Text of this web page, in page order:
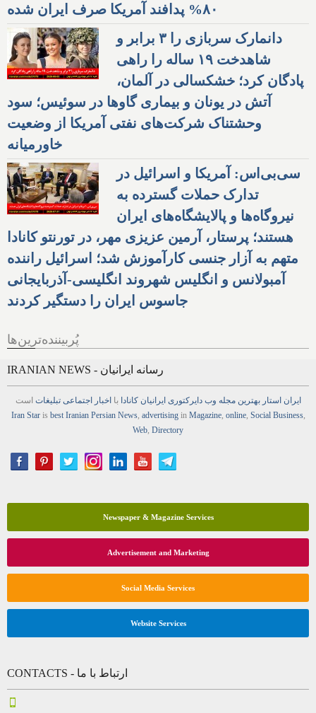
۸۰% پدافند آمریکا صرف ایران شده
دانمارک سربازی را ۳ برابر و
شاهدخت ۱۹ ساله را راهی
پادگان کرد؛ خشکسالی در آلمان،
آتش در یونان و بیماری گاوها در سوئیس؛ سود
وحشتناک شرکت‌های نفتی آمریکا از وضعیت
خاورمیانه
سی‌بی‌اس: آمریکا و اسرائیل در
تدارک حملات گسترده به
نیروگاه‌ها و پالایشگاه‌های ایران
هستند؛ پرستار، آرمین عزیزی مهر، در تورنتو کانادا
متهم به آزار جنسی کارآموزش شد؛ اسرائیل راننده
آمبولانس و انگلیس شهروند انگلیسی-آذربایجانی
جاسوس ایران را دستگیر کردند
پُربیننده‌ترین‌ها
IRANIAN NEWS - رسانه ایرانیان
ایران استار بهترین مجله وب دایرکتوری ایرانیان کانادا بااخبار اجتماعی تبلیغات است
Iran Staris best Iranian Persian News, advertisingin Magazine, online, Social Business,
Web, Directory
Newspaper & Magazine Services
Advertisement and Marketing
Social Media Services
Website Services
CONTACTS - ارتباط با ما